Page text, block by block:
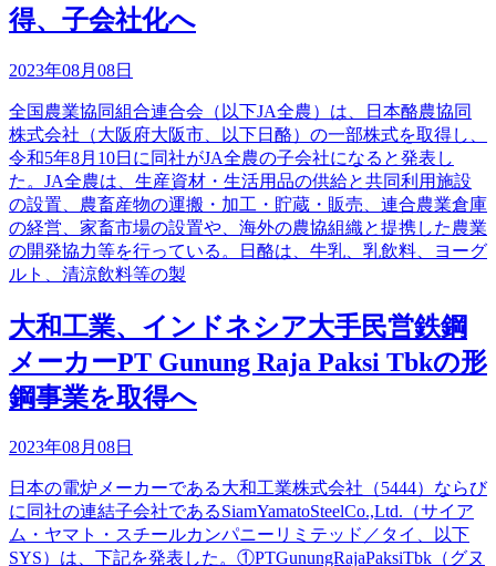
得、子会社化へ
2023年08月08日
全国農業協同組合連合会（以下JA全農）は、日本酪農協同
株式会社（大阪府大阪市、以下日酪）の一部株式を取得し、
令和5年8月10日に同社がJA全農の子会社になると発表し
た。JA全農は、生産資材・生活用品の供給と共同利用施設
の設置、農畜産物の運搬・加工・貯蔵・販売、連合農業倉庫
の経営、家畜市場の設置や、海外の農協組織と提携した農業
の開発協力等を行っている。日酪は、牛乳、乳飲料、ヨーグ
ルト、清涼飲料等の製
大和工業、インドネシア大手民営鉄鋼
メーカーPT Gunung Raja Paksi Tbkの形
鋼事業を取得へ
2023年08月08日
日本の電炉メーカーである大和工業株式会社（5444）ならび
に同社の連結子会社であるSiamYamatoSteelCo.,Ltd.（サイア
ム・ヤマト・スチールカンパニーリミテッド／タイ、以下
SYS）は、下記を発表した。①PTGunungRajaPaksiTbk（グヌ